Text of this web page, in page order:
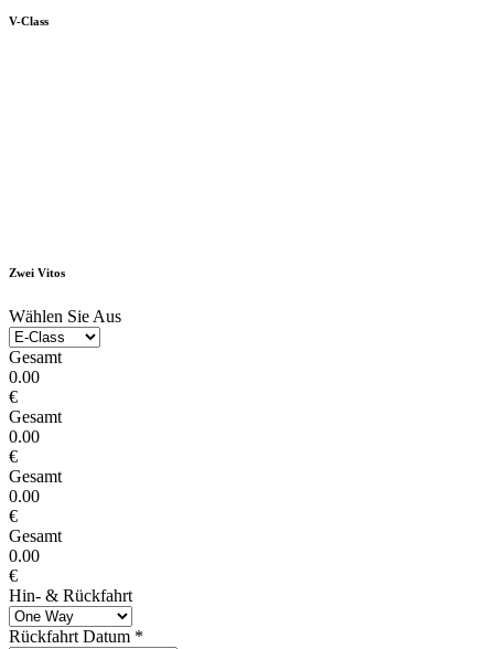
V-Class
Zwei Vitos
Wählen Sie Aus
Gesamt
0.00
€
Gesamt
0.00
€
Gesamt
0.00
€
Gesamt
0.00
€
Hin- & Rückfahrt
Rückfahrt Datum *